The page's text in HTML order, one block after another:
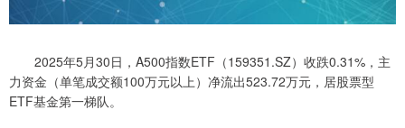
2025年5月30日，A500指数ETF（159351.SZ）收跌0.31%，主
力资金（单笔成交额100万元以上）净流出523.72万元，居股票型
ETF基金第一梯队。